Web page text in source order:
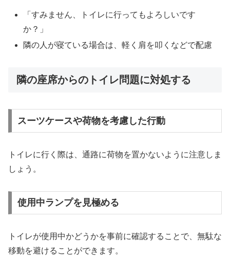
「すみません、トイレに行ってもよろしいです
か？」
隣の人が寝ている場合は、軽く肩を叩くなどで配慮
隣の座席からのトイレ問題に対処する
スーツケースや荷物を考慮した行動
トイレに行く際は、通路に荷物を置かないように注意しま
しょう。
使用中ランプを見極める
トイレが使用中かどうかを事前に確認することで、無駄な
移動を避けることができます。